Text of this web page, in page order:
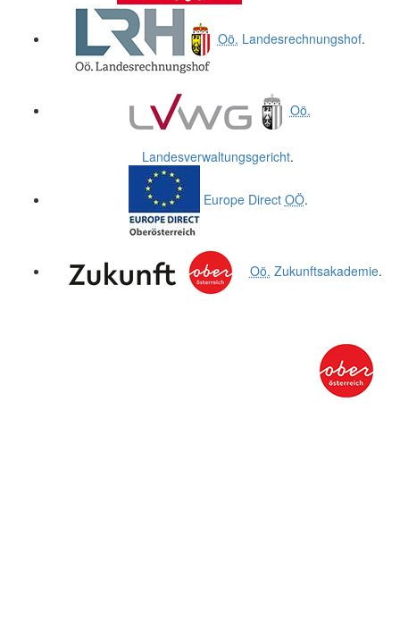
Oö. Landesrechnungshof.
Oö.
Landesverwaltungsgericht.
Europe Direct OÖ.
Oö. Zukunftsakademie.